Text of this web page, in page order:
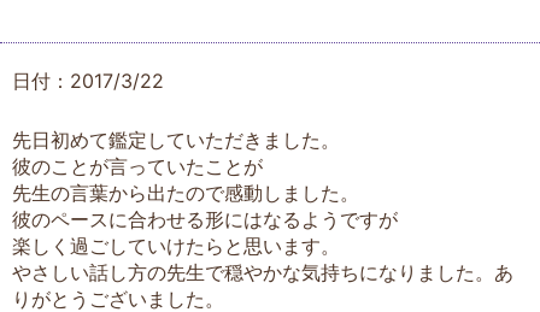
日付：2017/3/22
先日初めて鑑定していただきました。
彼のことが言っていたことが
先生の言葉から出たので感動しました。
彼のペースに合わせる形にはなるようですが
楽しく過ごしていけたらと思います。
やさしい話し方の先生で穏やかな気持ちになりました。あ
りがとうございました。